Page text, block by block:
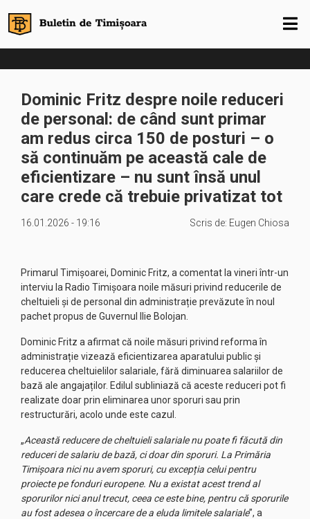
Dominic Fritz despre noile reduceri
de personal: de când sunt primar
am redus circa 150 de posturi – o
să continuăm pe această cale de
eficientizare – nu sunt însă unul
care crede că trebuie privatizat tot
16.01.2026 - 19:16 Scris de: Eugen Chiosa
Primarul Timișoarei, Dominic Fritz, a comentat la vineri într-un
interviu la Radio Timișoara noile măsuri privind reducerile de
cheltuieli și de personal din administrație prevăzute în noul
pachet propus de Guvernul Ilie Bolojan.
Dominic Fritz a afirmat că noile măsuri privind reforma în
administrație vizează eficientizarea aparatului public și
reducerea cheltuielilor salariale, fără diminuarea salariilor de
bază ale angajaților. Edilul subliniază că aceste reduceri pot fi
realizate doar prin eliminarea unor sporuri sau prin
restructurări, acolo unde este cazul.
„Această reducere de cheltuieli salariale nu poate fi făcută din
reduceri de salariu de bază, ci doar din sporuri. La Primăria
Timișoara nici nu avem sporuri, cu excepția celui pentru
proiecte pe fonduri europene. Nu a existat acest trend al
sporurilor nici anul trecut, ceea ce este bine, pentru că sporurile
au fost adesea o încercare de a eluda limitele salariale”, a